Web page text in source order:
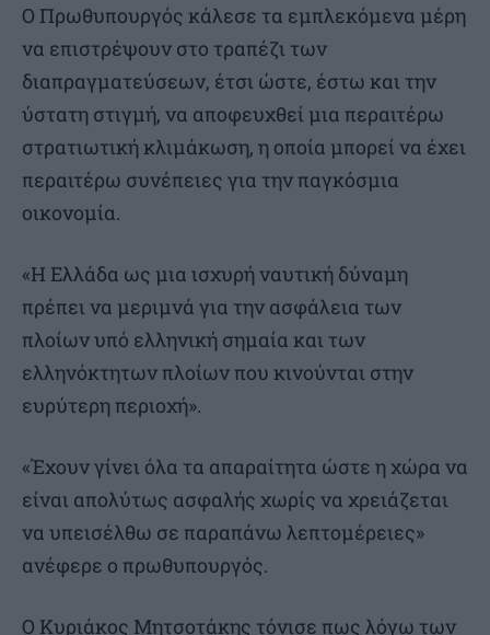
Ο Πρωθυπουργός κάλεσε τα εμπλεκόμενα μέρη
να επιστρέψουν στο τραπέζι των
διαπραγματεύσεων, έτσι ώστε, έστω και την
ύστατη στιγμή, να αποφευχθεί μια περαιτέρω
στρατιωτική κλιμάκωση, η οποία μπορεί να έχει
περαιτέρω συνέπειες για την παγκόσμια
οικονομία.
«Η Ελλάδα ως μια ισχυρή ναυτική δύναμη
πρέπει να μεριμνά για την ασφάλεια των
πλοίων υπό ελληνική σημαία και των
ελληνόκτητων πλοίων που κινούνται στην
ευρύτερη περιοχή».
«Έχουν γίνει όλα τα απαραίτητα ώστε η χώρα να
είναι απολύτως ασφαλής χωρίς να χρειάζεται
να υπεισέλθω σε παραπάνω λεπτομέρειες»
ανέφερε ο πρωθυπουργός.
Ο Κυριάκος Μητσοτάκης τόνισε πως λόγω των